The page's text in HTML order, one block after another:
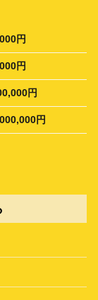
円
円
円
円